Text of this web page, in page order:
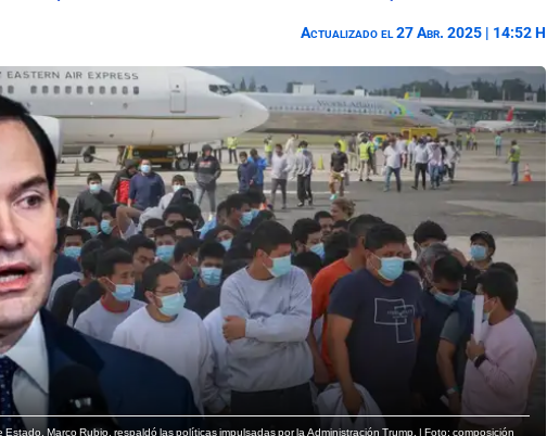
Actualizado el 27 Abr. 2025 | 14:52 H
Estado, Marco Rubio, respaldó las políticas impulsadas por la Administración Trump. | Foto: composición